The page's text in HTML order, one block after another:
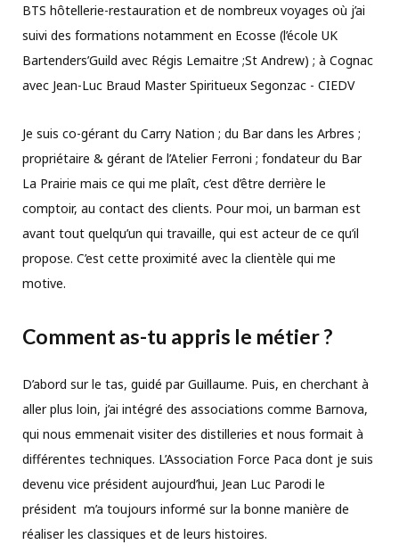
BTS hôtellerie-restauration et de nombreux voyages où j’ai
suivi des formations notamment en Ecosse (l’école UK
Bartenders’Guild avec Régis Lemaitre ;St Andrew) ; à Cognac
avec Jean-Luc Braud Master Spiritueux Segonzac - CIEDV
Je suis co-gérant du Carry Nation ; du Bar dans les Arbres ;
propriétaire & gérant de l’Atelier Ferroni ; fondateur du Bar
La Prairie mais ce qui me plaît, c’est d’être derrière le
comptoir, au contact des clients. Pour moi, un barman est
avant tout quelqu’un qui travaille, qui est acteur de ce qu’il
propose. C’est cette proximité avec la clientèle qui me
motive.
Comment as-tu appris le métier ?
D’abord sur le tas, guidé par Guillaume. Puis, en cherchant à
aller plus loin, j’ai intégré des associations comme Barnova,
qui nous emmenait visiter des distilleries et nous formait à
différentes techniques. L’Association Force Paca dont je suis
devenu vice président aujourd’hui, Jean Luc Parodi le
président m’a toujours informé sur la bonne manière de
réaliser les classiques et de leurs histoires.